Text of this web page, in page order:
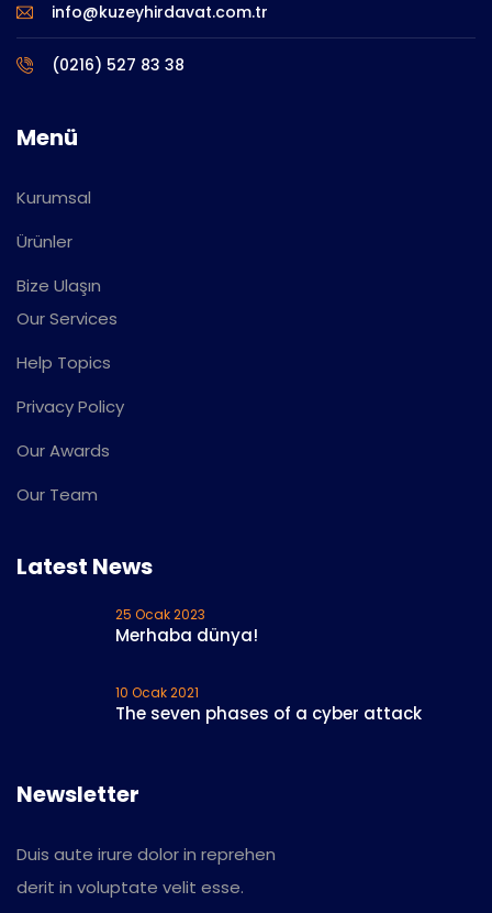
info@kuzeyhirdavat.com.tr
(0216) 527 83 38
Menü
Kurumsal
Ürünler
Bize Ulaşın
Our Services
Help Topics
Privacy Policy
Our Awards
Our Team
Latest News
25 Ocak 2023
Merhaba dünya!
10 Ocak 2021
The seven phases of a cyber attack
Newsletter
Duis aute irure dolor in reprehen
derit in voluptate velit esse.